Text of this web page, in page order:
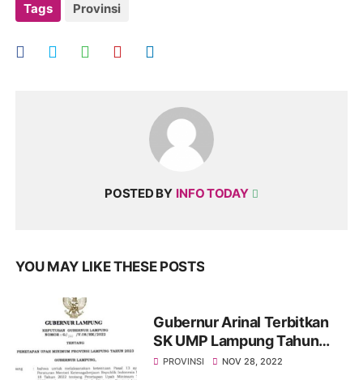
Tags Provinsi
POSTED BY INFO TODAY
YOU MAY LIKE THESE POSTS
Gubernur Arinal Terbitkan
SK UMP Lampung Tahun
2023
PROVINSI NOV 28, 2022